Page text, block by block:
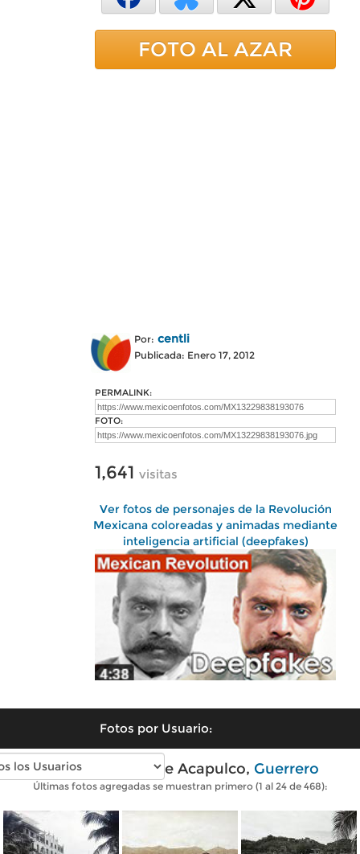
FOTO AL AZAR
Por: centli
Publicada: Enero 17, 2012
PERMALINK:
FOTO:
1,641 visitas
Ver fotos de personajes de la Revolución
Mexicana coloreadas y animadas mediante
inteligencia artificial (deepfakes)
Fotos por Usuario:
Fotos antiguas de Acapulco, Guerrero
Últimas fotos agregadas se muestran primero (1 al 24 de 468):